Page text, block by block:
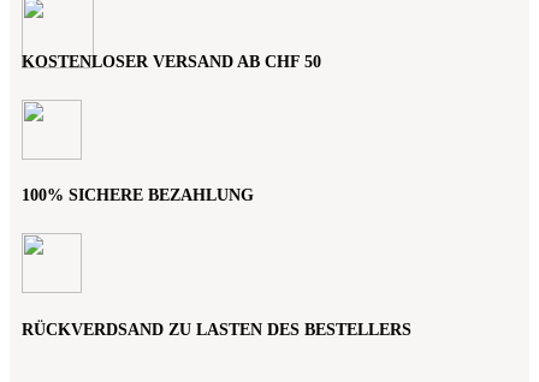
KOSTENLOSER VERSAND AB CHF 50
100% SICHERE BEZAHLUNG
RÜCKVERDSAND ZU LASTEN DES BESTELLERS